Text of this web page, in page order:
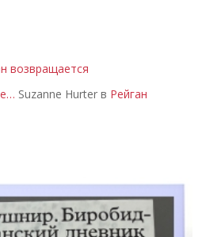
возвращается
Suzanne Hurter в Рейган